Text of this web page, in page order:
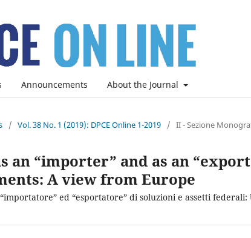
Announcements About the Journal
/ Vol. 38 No. 1 (2019): DPCE Online 1-2019 / II - Sezione
an “importer” and as an
A view from Europe
ed “esportatore” di soluzioni e assetti federali: